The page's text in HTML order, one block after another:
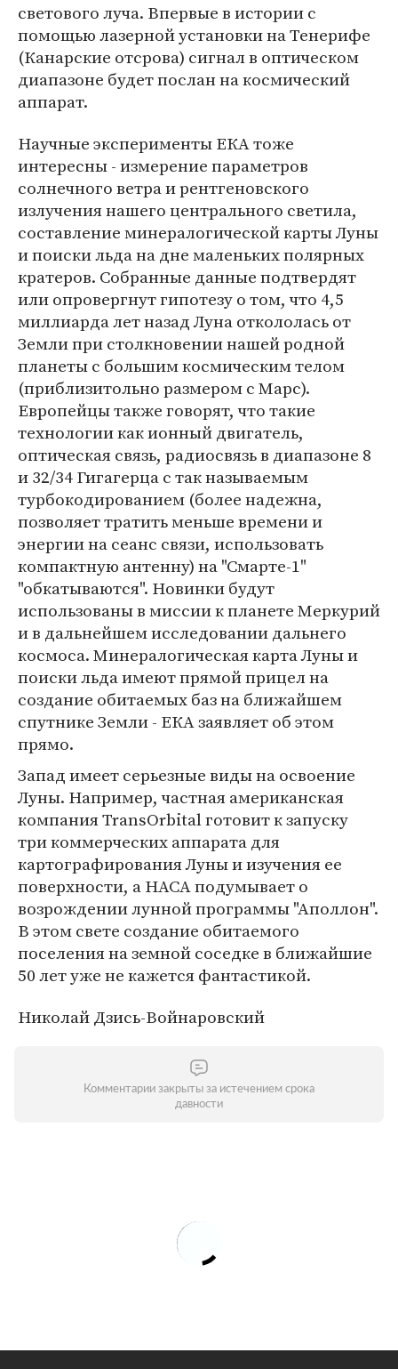
светового луча. Впервые в истории с
помощью лазерной установки на Тенерифе
(Канарские отсрова) сигнал в оптическом
диапазоне будет послан на космический
аппарат.
Научные эксперименты ЕКА тоже
интересны - измерение параметров
солнечного ветра и рентгеновского
излучения нашего центрального светила,
составление минералогической карты Луны
и поиски льда на дне маленьких полярных
кратеров. Собранные данные подтвердят
или опровергнут гипотезу о том, что 4,5
миллиарда лет назад Луна откололась от
Земли при столкновении нашей родной
планеты с большим космическим телом
(приблизитольно размером с Марс).
Европейцы также говорят, что такие
технологии как ионный двигатель,
оптическая связь, радиосвязь в диапазоне 8
и 32/34 Гигагерца с так называемым
турбокодированием (более надежна,
позволяет тратить меньше времени и
энергии на сеанс связи, использовать
компактную антенну) на "Смарте-1"
"обкатываются". Новинки будут
использованы в миссии к планете Меркурий
и в дальнейшем исследовании дальнего
космоса. Минералогическая карта Луны и
поиски льда имеют прямой прицел на
создание обитаемых баз на ближайшем
спутнике Земли - ЕКА заявляет об этом
прямо.
Запад имеет серьезные виды на освоение
Луны. Например, частная американская
компания TransOrbital готовит к запуску
три коммерческих аппарата для
картографирования Луны и изучения ее
поверхности, а НАСА подумывает о
возрождении лунной программы "Аполлон".
В этом свете создание обитаемого
поселения на земной соседке в ближайшие
50 лет уже не кажется фантастикой.
Николай Дзись-Войнаровский
Комментарии закрыты за истечением срока
давности